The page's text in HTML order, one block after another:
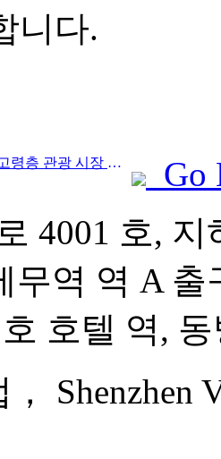
니다.
Prev:중국여행그룹은 고령층 관광 시장 진출을 위해 '차이나 트래블 굿 타임즈(China Travel Good Times)' 브랜드를 론칭했다.
Go
4001 호,
무역 역 A
호텔 역,
Shenzhen